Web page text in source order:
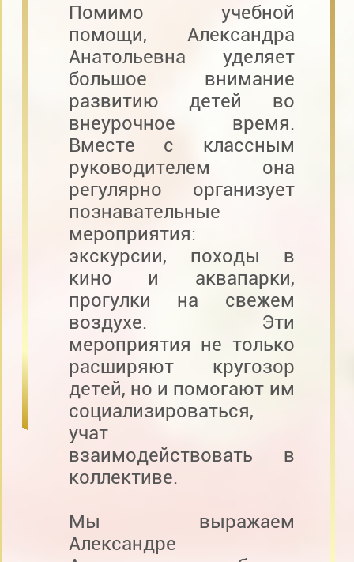
Помимо учебной
помощи, Александра
Анатольевна уделяет
большое внимание
развитию детей во
внеурочное время.
Вместе с классным
руководителем она
регулярно организует
познавательные
мероприятия:
экскурсии, походы в
кино и аквапарки,
прогулки на свежем
воздухе. Эти
мероприятия не только
расширяют кругозор
детей, но и помогают им
социализироваться,
учат
взаимодействовать в
коллективе.
Мы выражаем
Александре